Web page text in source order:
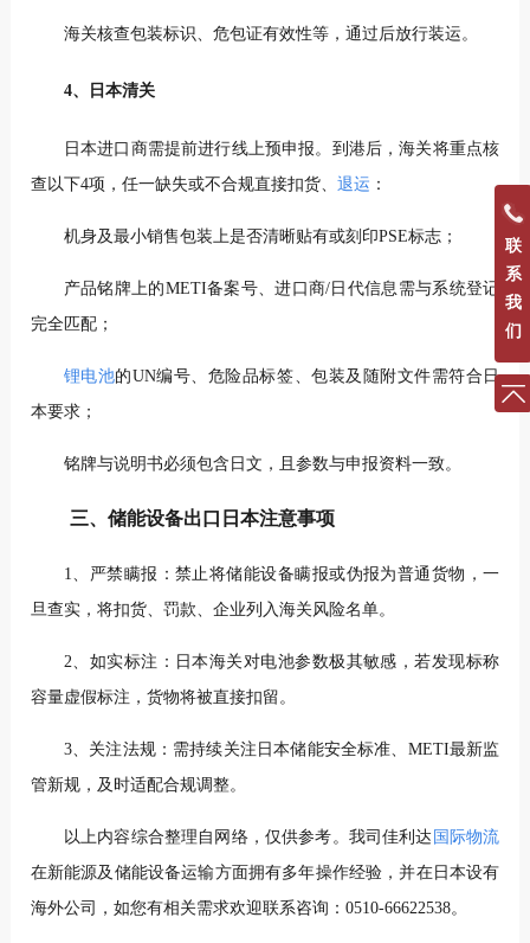
海关核查包装标识、危包证有效性等，通过后放行装运。
4、日本清关
日本进口商需提前进行线上预申报。到港后，海关将重点核
查以下4项，任一缺失或不合规直接扣货、 退运 ：
机身及最小销售包装上是否清晰贴有或刻印PSE标志；
产品铭牌上的METI备案号、进口商/日代信息需与系统登记
完全匹配；
锂电池的UN编号、危险品标签、包装及随附文件需符合日
本要求；
铭牌与说明书必须包含日文，且参数与申报资料一致。
三、储能设备出口日本注意事项
1、严禁瞒报：禁止将储能设备瞒报或伪报为普通货物，一
旦查实，将扣货、罚款、企业列入海关风险名单。
2、如实标注：日本海关对电池参数极其敏感，若发现标称
容量虚假标注，货物将被直接扣留。
3、关注法规：需持续关注日本储能安全标准、METI最新监
管新规，及时适配合规调整。
以上内容综合整理自网络，仅供参考。我司佳利达 国际物流
在新能源及储能设备运输方面拥有多年操作经验，并在日本设有
海外公司， 如您有相关需求欢迎联系咨询：0510-66622538。
联
系
我
们